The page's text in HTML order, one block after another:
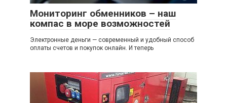
Мониторинг обменников – наш
компас в море возможностей
Электронные деньги — современный и удобный способ
оплаты счетов и покупок онлайн. И теперь